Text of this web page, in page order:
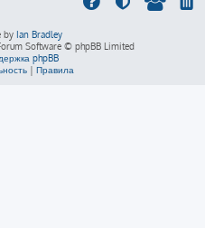
by Ian Bradley
Software © phpBB Limited
phpBB
| Правила